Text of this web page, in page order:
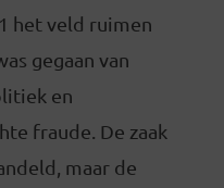
het veld ruimen
gegaan van
en
fraude. De zaak
maar de